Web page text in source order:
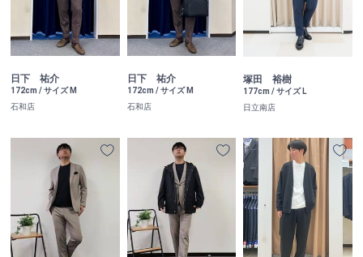
日下 祐介
172cm / サイズ M
石和店
日下 祐介
172cm / サイズ M
石和店
塚田 裕樹
177cm / サイズ L
日立南店